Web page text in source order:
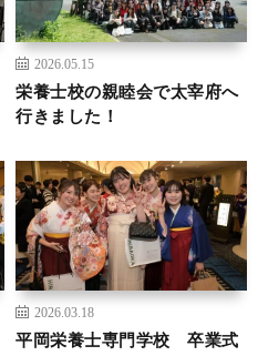
2026.05.15
栄養士校の親睦会で太宰府へ
行きました！
2026.03.18
平岡栄養士専門学校 卒業式